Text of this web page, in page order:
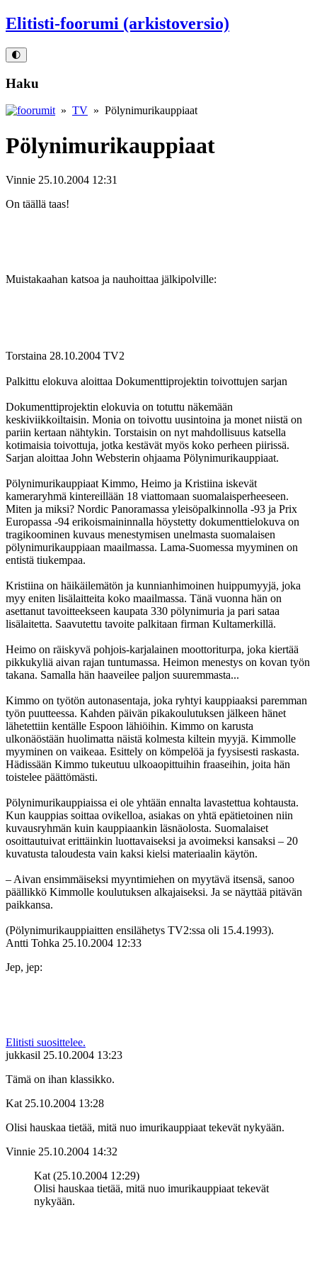
Elitisti-foorumi (arkistoversio)
🌓
Haku
» TV » Pölynimurikauppiaat
Pölynimurikauppiaat
Vinnie 25.10.2004 12:31
On täällä taas!
Muistakaahan katsoa ja nauhoittaa jälkipolville:
Torstaina 28.10.2004 TV2
Palkittu elokuva aloittaa Dokumenttiprojektin toivottujen sarjan
Dokumenttiprojektin elokuvia on totuttu näkemään
keskiviikkoiltaisin. Monia on toivottu uusintoina ja monet niistä on
pariin kertaan nähtykin. Torstaisin on nyt mahdollisuus katsella
kotimaisia toivottuja, jotka kestävät myös koko perheen piirissä.
Sarjan aloittaa John Websterin ohjaama Pölynimurikauppiaat.
Pölynimurikauppiaat Kimmo, Heimo ja Kristiina iskevät
kameraryhmä kintereillään 18 viattomaan suomalaisperheeseen.
Miten ja miksi? Nordic Panoramassa yleisöpalkinnolla ‑93 ja Prix
Europassa ‑94 erikoismaininnalla höystetty dokumenttielokuva on
tragikoominen kuvaus menestymisen unelmasta suomalaisen
pölynimurikauppiaan maailmassa. Lama-Suomessa myyminen on
entistä tiukempaa.
Kristiina on häikäilemätön ja kunnianhimoinen huippumyyjä, joka
myy eniten lisälaitteita koko maailmassa. Tänä vuonna hän on
asettanut tavoitteekseen kaupata 330 pölynimuria ja pari sataa
lisälaitetta. Saavutettu tavoite palkitaan firman Kultamerkillä.
Heimo on räiskyvä pohjois-karjalainen moottoriturpa, joka kiertää
pikkukyliä aivan rajan tuntumassa. Heimon menestys on kovan työn
takana. Samalla hän haaveilee paljon suuremmasta...
Kimmo on työtön autonasentaja, joka ryhtyi kauppiaaksi paremman
työn puutteessa. Kahden päivän pikakoulutuksen jälkeen hänet
lähetettiin kentälle Espoon lähiöihin. Kimmo on karusta
ulkonäöstään huolimatta näistä kolmesta kiltein myyjä. Kimmolle
myyminen on vaikeaa. Esittely on kömpelöä ja fyysisesti raskasta.
Hädissään Kimmo tukeutuu ulkoaopittuihin fraaseihin, joita hän
toistelee päättömästi.
Pölynimurikauppiaissa ei ole yhtään ennalta lavastettua kohtausta.
Kun kauppias soittaa ovikelloa, asiakas on yhtä epätietoinen niin
kuvausryhmän kuin kauppiaankin läsnäolosta. Suomalaiset
osoittautuivat erittäinkin luottavaiseksi ja avoimeksi kansaksi – 20
kuvatusta taloudesta vain kaksi kielsi materiaalin käytön.
– Aivan ensimmäiseksi myyntimiehen on myytävä itsensä, sanoo
päällikkö Kimmolle koulutuksen alkajaiseksi. Ja se näyttää pitävän
paikkansa.
(Pölynimurikauppiaitten ensilähetys TV2:ssa oli 15.4.1993).
Antti Tohka 25.10.2004 12:33
Jep, jep:
Elitisti suosittelee.
jukkasil 25.10.2004 13:23
Tämä on ihan klassikko.
Kat 25.10.2004 13:28
Olisi hauskaa tietää, mitä nuo imurikauppiaat tekevät nykyään.
Vinnie 25.10.2004 14:32
Kat (25.10.2004 12:29)
Olisi hauskaa tietää, mitä nuo imurikauppiaat tekevät
nykyään.